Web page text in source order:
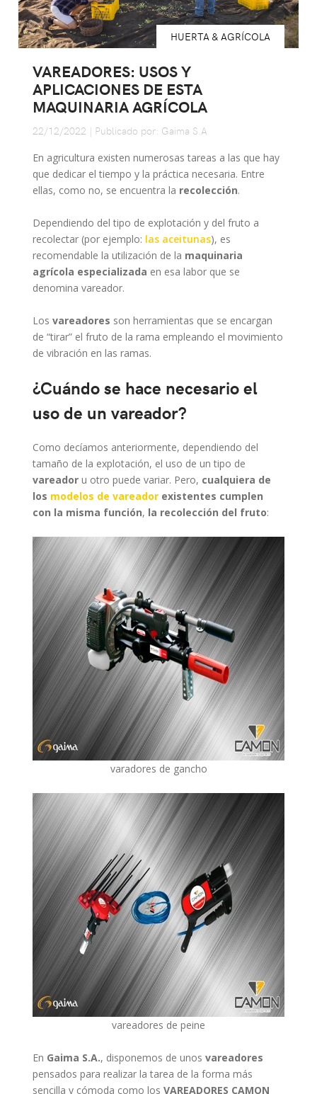
HUERTA & AGRÍCOLA
VAREADORES: USOS Y
APLICACIONES DE ESTA
MAQUINARIA AGRÍCOLA
22/12/2022 | Publicado por: Gaima S.A
En agricultura existen numerosas tareas a las que hay
que dedicar el tiempo y la práctica necesaria. Entre
ellas, como no, se encuentra la recolección.
Dependiendo del tipo de explotación y del fruto a
recolectar (por ejemplo: las aceitunas), es
recomendable la utilización de la maquinaria
agrícola especializada en esa labor que se
denomina vareador.
Losvareadores son herramientas que se encargan
de “tirar” el fruto de la rama empleando el movimiento
de vibración en las ramas.
¿Cuándo se hace necesario el
uso de un vareador?
Como decíamos anteriormente, dependiendo del
tamaño de la explotación, el uso de un tipo de
vareador u otro puede variar. Pero, cualquiera de
los modelos de vareador existentes cumplen
con la misma función, la recolección del fruto:
varadores de gancho
vareadores de peine
En Gaima S.A., disponemos de unosvareadores
pensados para realizar la tarea de la forma más
sencilla y cómoda como losVAREADORES CAMON